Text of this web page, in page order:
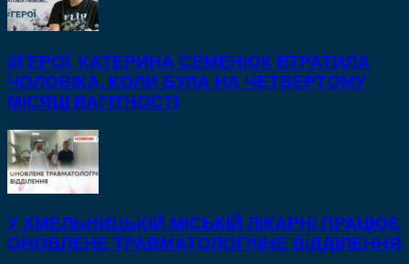
#ГЕРОЇ. КАТЕРИНА СЕМЕНЮК ВТРАТИЛА
ЧОЛОВІКА, КОЛИ БУЛА НА ЧЕТВЕРТОМУ
МІСЯЦІ ВАГІТНОСТІ
У ХМЕЛЬНИЦЬКІЙ МІСЬКІЙ ЛІКАРНІ ПРАЦЮЄ
ОНОВЛЕНЕ ТРАВМАТОЛОГІЧНЕ ВІДДІЛЕННЯ